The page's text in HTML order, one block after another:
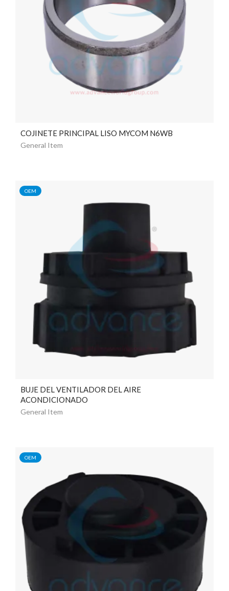
COJINETE PRINCIPAL LISO MYCOM N6WB
General Item
OEM
BUJE DEL VENTILADOR DEL AIRE
ACONDICIONADO
General Item
OEM